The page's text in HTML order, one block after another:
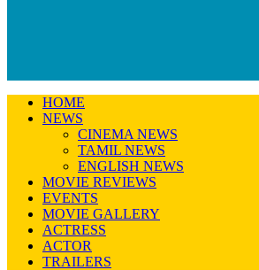
HOME
NEWS
CINEMA NEWS
TAMIL NEWS
ENGLISH NEWS
MOVIE REVIEWS
EVENTS
MOVIE GALLERY
ACTRESS
ACTOR
TRAILERS